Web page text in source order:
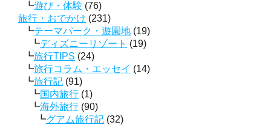
遊び・体験 (76)
旅行・おでかけ (231)
テーマパーク・遊園地 (19)
ディズニーリゾート (19)
旅行TIPS (24)
旅行コラム・エッセイ (14)
旅行記 (91)
国内旅行 (1)
海外旅行 (90)
グアム旅行記 (32)